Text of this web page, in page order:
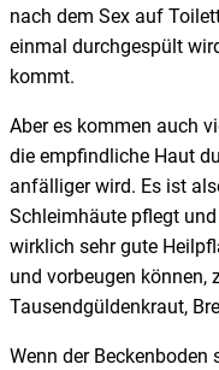
nach dem Sex auf
einmal durchgespült
kommt.
Aber es kommen auch
die empfindliche Haut
anfälliger wird. Es ist
Schleimhäute pflegt
wirklich sehr gute
und vorbeugen können,
Tausendgüldenkraut,
Wenn der